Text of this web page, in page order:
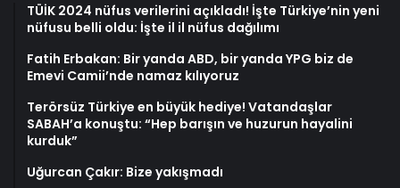
TÜİK 2024 nüfus verilerini açıkladı! İşte Türkiye’nin yeni
nüfusu belli oldu: İşte il il nüfus dağılımı
Fatih Erbakan: Bir yanda ABD, bir yanda YPG biz de
Emevi Camii’nde namaz kılıyoruz
Terörsüz Türkiye en büyük hediye! Vatandaşlar
SABAH’a konuştu: “Hep barışın ve huzurun hayalini
kurduk”
Uğurcan Çakır: Bize yakışmadı